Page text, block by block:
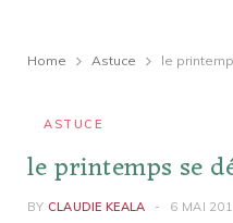
Home Astuce le
ASTUCE
le printemps se
BY CLAUDIE KEALA 6 MAI